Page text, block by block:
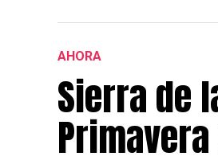
AHORA
Sierra de